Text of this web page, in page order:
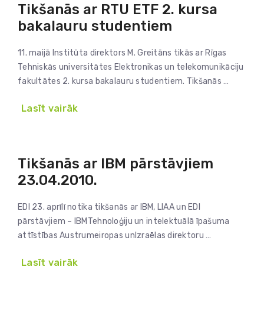
Tikšanās ar RTU ETF 2. kursa
bakalauru studentiem
11. maijā Institūta direktors M. Greitāns tikās ar Rīgas
Tehniskās universitātes Elektronikas un telekomunikāciju
fakultātes 2. kursa bakalauru studentiem. Tikšanās …
Lasīt vairāk
Tikšanās ar IBM pārstāvjiem
23.04.2010.
EDI 23. aprīlī notika tikšanās ar IBM, LIAA un EDI
pārstāvjiem – IBMTehnoloģiju un intelektuālā īpašuma
attīstības Austrumeiropas unIzraēlas direktoru …
Lasīt vairāk